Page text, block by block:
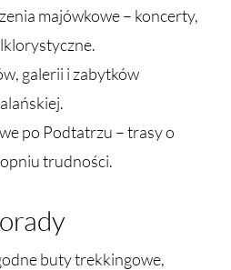
majówkowe – koncerty,
galerii i zabytków
po Podtatrzu – trasy o
trudności.
buty trekkingowe,